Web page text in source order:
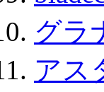
グラ
アス